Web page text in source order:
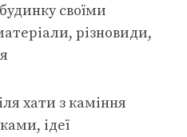
своїми
різновиди,
хати з каміння
ідеї